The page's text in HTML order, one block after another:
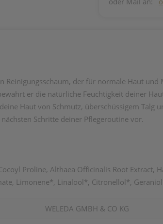
Reinigungsschaum, der für normale Haut
er die natürliche Feuchtigkeit deiner
Haut von Schmutz, überschüssigem Talg
Schritte deiner Pflegeroutine vor.
Proline, Althaea Officinalis Root Extract,
Limonene*, Linalool*, Citronellol*,
WELEDA GMBH & CO KG